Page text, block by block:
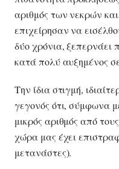
αριθμός των νεκρών
επιχείρησαν να
δύο χρόνια, ξεπερνάει
κατά πολύ αυξημένος
Την ίδια στιγμή,
γεγονός ότι, σύμφωνα
μικρός αριθμός από
χώρα μας έχει
μετανάστες).